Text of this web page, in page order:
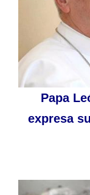
Papa
expresa